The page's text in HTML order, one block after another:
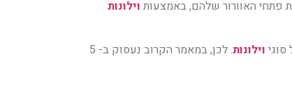
פתחי האוורור שלהם, באמצעות וילונות
וילונות
. לכן, במאמר הקרוב נעסוק ב- 5